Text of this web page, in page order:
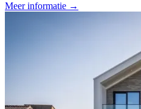
Meer informatie →